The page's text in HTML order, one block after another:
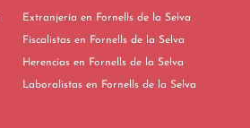
Extranjería en Fornells de la Selva
Fiscalistas en Fornells de la Selva
Herencias en Fornells de la Selva
Laboralistas en Fornells de la Selva